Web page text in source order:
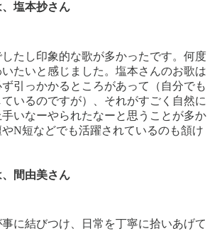
塩本抄さん
たし印象的な歌が多かったです。何度
たいと感じました。塩本さんのお歌は
引っかかるところがあって（自分でも
いるのですが）、それがすごく自然に
いなーやられたなーと思うことが多か
N短などでも活躍されているのも頷け
間由美さん
に結びつけ、日常を丁寧に拾いあげて